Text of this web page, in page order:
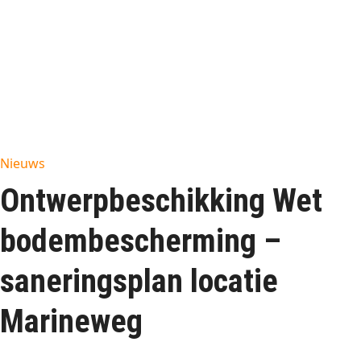
Nieuws
Ontwerpbeschikking Wet
bodembescherming –
saneringsplan locatie
Marineweg